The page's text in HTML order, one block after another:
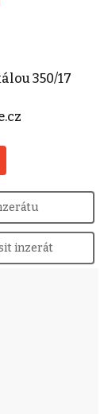
350/17
inzerát